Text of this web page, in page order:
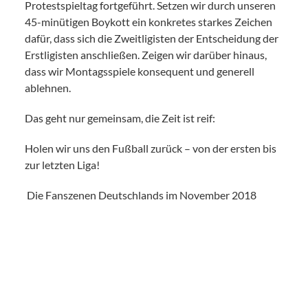
Protestspieltag fortgeführt. Setzen wir durch unseren
45-minütigen Boykott ein konkretes starkes Zeichen
dafür, dass sich die Zweitligisten der Entscheidung der
Erstligisten anschließen. Zeigen wir darüber hinaus,
dass wir Montagsspiele konsequent und generell
ablehnen.
Das geht nur gemeinsam, die Zeit ist reif:
Holen wir uns den Fußball zurück – von der ersten bis
zur letzten Liga!
Die Fanszenen Deutschlands im November 2018